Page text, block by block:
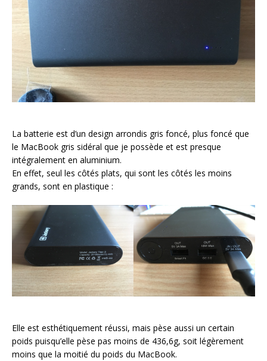
La batterie est d’un design arrondis gris foncé, plus foncé que
le MacBook gris sidéral que je possède et est presque
intégralement en aluminium.
En effet, seul les côtés plats, qui sont les côtés les moins
grands, sont en plastique :
Elle est esthétiquement réussi, mais pèse aussi un certain
poids puisqu’elle pèse pas moins de 436,6g, soit légèrement
moins que la moitié du poids du MacBook.